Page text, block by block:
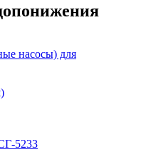
насосы) для
5233